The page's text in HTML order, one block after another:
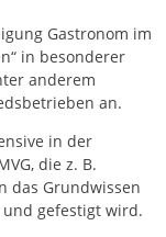
Gastronom im
in besonderer
anderem
an.
in der
die z. B.
das Grundwissen
gefestigt wird.